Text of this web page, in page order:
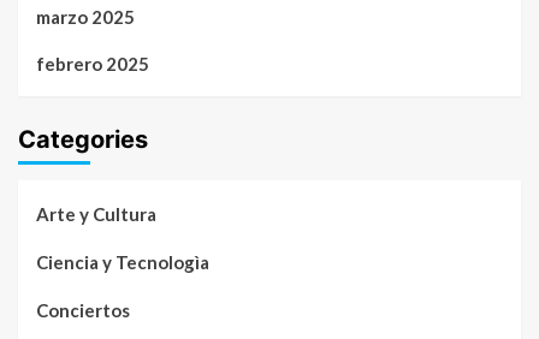
marzo 2025
febrero 2025
Categories
Arte y Cultura
Ciencia y Tecnologìa
Conciertos